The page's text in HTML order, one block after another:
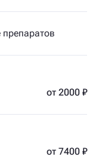
препаратов
от 2000 ₽
от 7400 ₽